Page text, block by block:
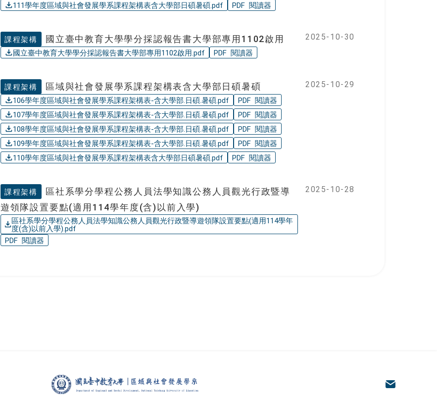
111學年度區域與社會發展學系課程架構表含大學部日碩暑碩.pdf PDF 閱讀器
課程架構 國立臺中教育大學學分採認報告書大學部專用1102啟用
國立臺中教育大學學分採認報告書大學部專用1102啟用.pdf PDF 閱讀器
2025-10-30
課程架構 區域與社會發展學系課程架構表含大學部日碩暑碩
106學年度區域與社會發展學系課程架構表-含大學部.日碩.暑碩.pdf
PDF 閱讀器
107學年度區域與社會發展學系課程架構表-含大學部.日碩.暑碩.pdf
PDF 閱讀器
108學年度區域與社會發展學系課程架構表-含大學部.日碩.暑碩.pdf
PDF 閱讀器
109學年度區域與社會發展學系課程架構表-含大學部.日碩.暑碩.pdf
PDF 閱讀器
110學年度區域與社會發展學系課程架構表含大學部日碩暑碩.pdf
PDF 閱讀器
2025-10-29
課程架構
區社系學分學程公務人員法學知識公務人員觀光行政暨導
遊領隊設置要點(適用114學年度(含)以前入學)
區社系學分學程公務人員法學知識公務人員觀光行政暨導遊領隊設置要點(適用114學年
度(含)以前入學).pdf
PDF 閱讀器
2025-10-28
電子信箱